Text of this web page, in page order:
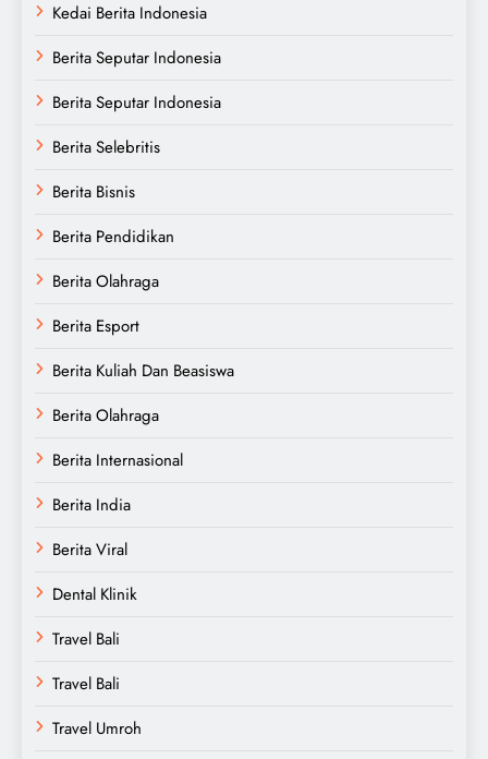
Kedai Berita Indonesia
Berita Seputar Indonesia
Berita Seputar Indonesia
Berita Selebritis
Berita Bisnis
Berita Pendidikan
Berita Olahraga
Berita Esport
Berita Kuliah Dan Beasiswa
Berita Olahraga
Berita Internasional
Berita India
Berita Viral
Dental Klinik
Travel Bali
Travel Bali
Travel Umroh